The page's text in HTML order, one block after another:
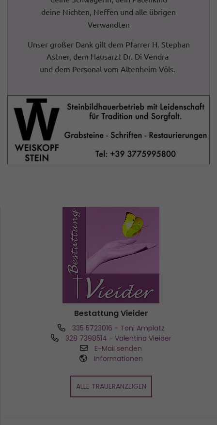
deine Nichten, Neffen und alle übrigen
Verwandten
Unser großer Dank gilt dem Pfarrer H. Stephan
Astner, dem Hausarzt Dr. Di Vendra
und dem Personal vom Altenheim Völs.
Bestattung Vieider
335 5723016 - Toni Amplatz
328 7398514 - Valentina Vieider
E-Mail senden
Informationen
ALLE TRAUERANZEIGEN